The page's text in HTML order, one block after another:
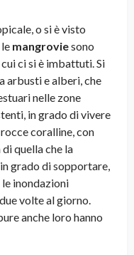
o si è visto
mangroviesono
ci si è imbattuti. Si
arbusti e alberi, che
nelle zone
in grado di vivere
coralline, con
quella che la
grado di sopportare,
inondazioni
volte al giorno.
anche loro hanno